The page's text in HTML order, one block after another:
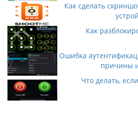
Как сделать
Как
Ошибка
причины
Что делать,